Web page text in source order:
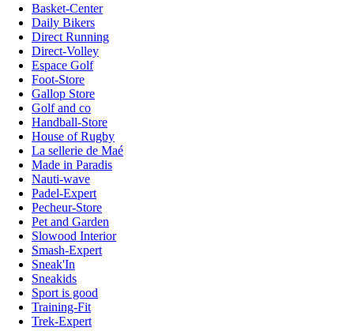
Basket-Center
Daily Bikers
Direct Running
Direct-Volley
Espace Golf
Foot-Store
Gallop Store
Golf and co
Handball-Store
House of Rugby
La sellerie de Maé
Made in Paradis
Nauti-wave
Padel-Expert
Pecheur-Store
Pet and Garden
Slowood Interior
Smash-Expert
Sneak'In
Sneakids
Sport is good
Training-Fit
Trek-Expert